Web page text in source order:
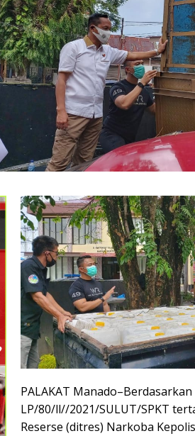
PALAKAT
LP/80/ll//2021/SULUT/SPKT
Reserse (ditres) Narkoba